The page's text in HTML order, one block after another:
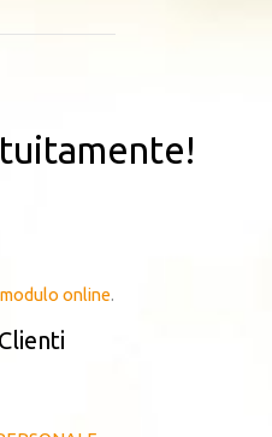
modulo online.